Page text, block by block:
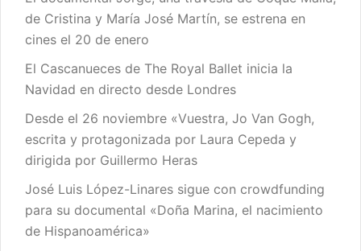
de Cristina y María José Martín, se estrena en
cines el 20 de enero
El Cascanueces de The Royal Ballet inicia la
Navidad en directo desde Londres
Desde el 26 noviembre «Vuestra, Jo Van Gogh,
escrita y protagonizada por Laura Cepeda y
dirigida por Guillermo Heras
José Luis López-Linares sigue con crowdfunding
para su documental «Doña Marina, el nacimiento
de Hispanoamérica»